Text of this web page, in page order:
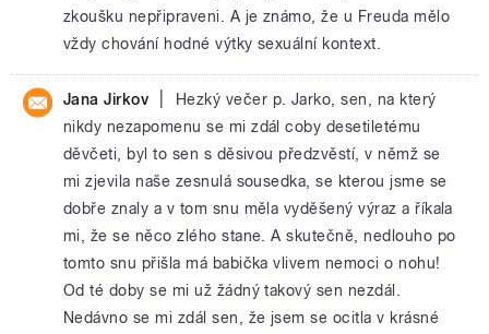
zkoušku nepřipraveni. A je známo, že u Freuda mělo
vždy chování hodné výtky sexuální kontext.
Jana Jirkov
Hezký večer p. Jarko, sen, na který
nikdy nezapomenu se mi zdál coby desetiletému
děvčeti, byl to sen s děsivou předzvěstí, v němž se
mi zjevila naše zesnulá sousedka, se kterou jsme se
dobře znaly a v tom snu měla vyděšený výraz a říkala
mi, že se něco zlého stane. A skutečně, nedlouho po
tomto snu přišla má babička vlivem nemoci o nohu!
Od té doby se mi už žádný takový sen nezdál.
Nedávno se mi zdál sen, že jsem se ocitla v krásné